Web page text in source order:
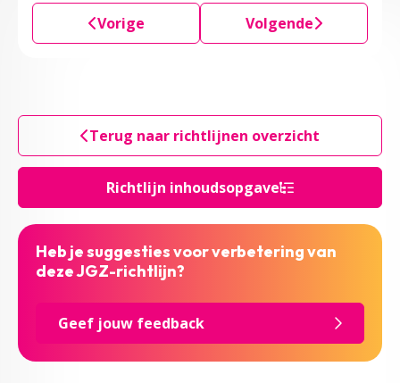
Richtlijn inhoudsopgave
Vorige Volgende
Terug naar richtlijnen overzicht
Heb je suggesties voor verbetering van
deze JGZ-richtlijn?
Geef jouw feedback